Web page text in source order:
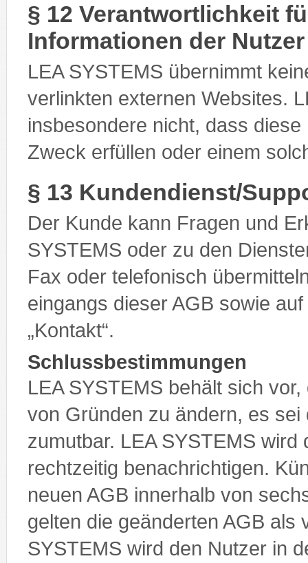
§ 12 Verantwortlichkeit
Informationen der Nutzer
LEA SYSTEMS übernimmt
verlinkten externen Websites.
insbesondere nicht, dass
Zweck erfüllen oder einem
§ 13 Kundendienst/
Der Kunde kann Fragen und
SYSTEMS oder zu den
Fax oder telefonisch
eingangs dieser AGB sowie
„Kontakt“.
Schlussbestimmungen
LEA SYSTEMS behält sich
von Gründen zu ändern, es
zumutbar. LEA SYSTEMS
rechtzeitig benachrichtigen.
neuen AGB innerhalb von
gelten die geänderten AGB als
SYSTEMS wird den Nutzer in